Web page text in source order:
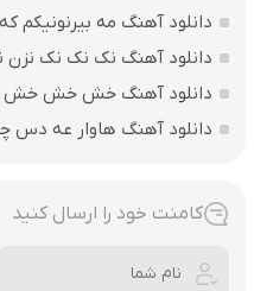
دانلود آهنگ مه بیرنونیکم
دانلود آهنگ نک نک نک نزن
دانلود آهنگ خش خش خش
دانلود آهنگ هاوار عه دس
کامنت خود را ارسال کنید